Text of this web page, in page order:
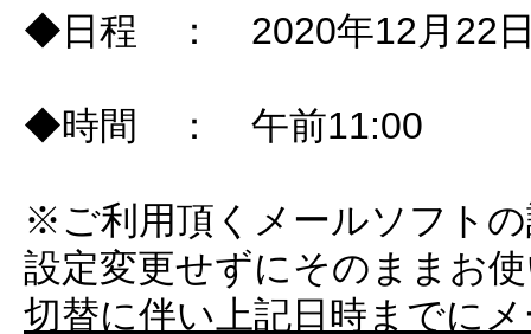
◆日程 ： 2020年12月22
◆時間 ： 午前11:00
※ご利用頂くメールソフト
設定変更せずにそのままお
切替に伴い上記日時までに